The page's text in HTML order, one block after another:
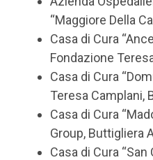
“Maggiore Della
Casa di Cura
Fondazione
Casa di Cura
Teresa Camplani,
Casa di Cura
Group, Buttigliera
Casa di Cura “San